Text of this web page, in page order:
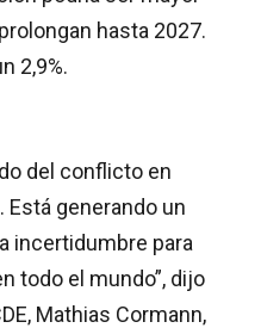
hasta 2027.
2,9%.
del conflicto en
Está generando un
incertidumbre para
todo el mundo”, dijo
Mathias Cormann,